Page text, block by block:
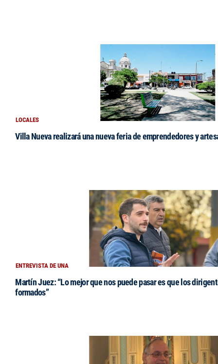
LOCALES
Villa Nueva realizará una nueva feria de emprendedores y
ENTREVISTA DE UNA
Martín Juez: “Lo mejor que nos puede pasar es que los
formados”